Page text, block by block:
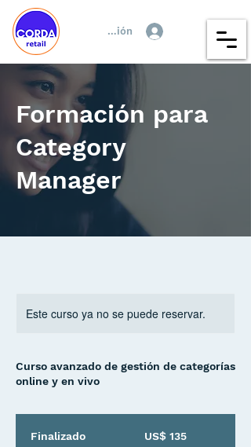
Iniciar sesión
Formación para
Category
Manager
Este curso ya no se puede reservar.
Curso avanzado de gestión de categorías
online y en vivo
Finalizado
estadounidenses
US$ 135